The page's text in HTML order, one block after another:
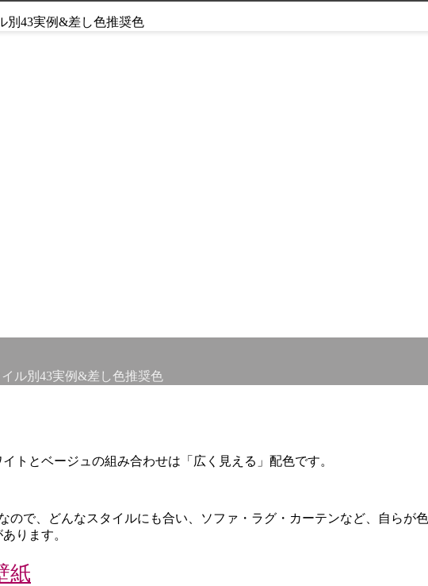
ル別43実例&差し色推奨色
トとベージュの組み合わせは「広く見える」配色です。
ので、どんなスタイルにも合い、ソファ・ラグ・カーテンなど、自らが
ります。
紙